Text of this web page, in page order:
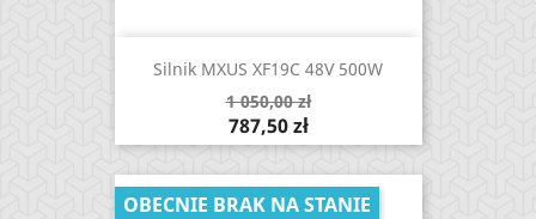
Silnik MXUS XF19C 48V 500W
Cena
podstawowa
1 050,00 zł
Cena
787,50 zł
OBECNIE BRAK NA STANIE